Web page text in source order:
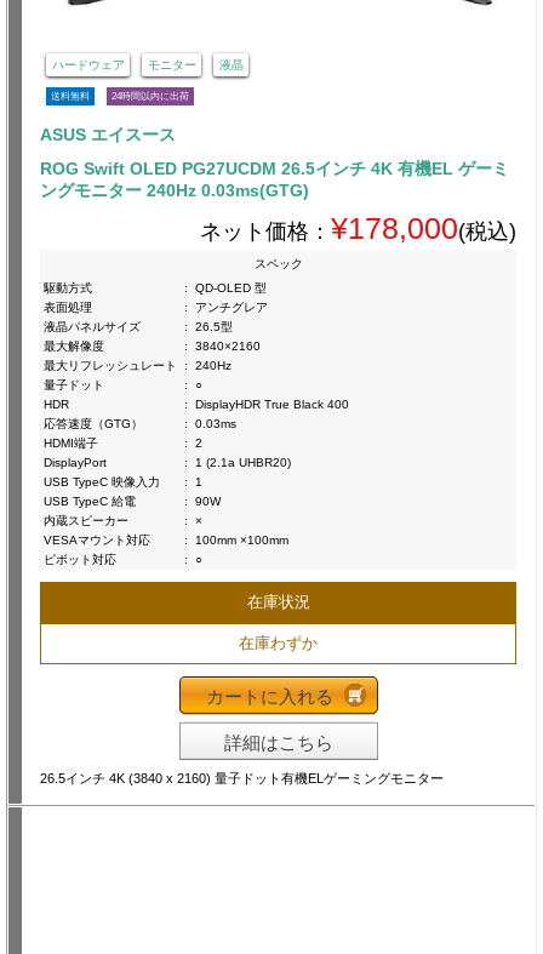
ハードウェア モニター 液晶
送料無料 24時間以内に出荷
ASUS エイスース
ROG Swift OLED PG27UCDM 26.5インチ 4K 有機EL ゲーミ
ングモニター 240Hz 0.03ms(GTG)
ネット価格： ¥178,000(税込)
スペック
駆動方式
:
QD-OLED 型
表面処理
:
アンチグレア
液晶パネルサイズ
:
26.5型
最大解像度
:
3840×2160
最大リフレッシュレート
:
240Hz
量子ドット
:
○
HDR
:
DisplayHDR True Black 400
応答速度（GTG）
:
0.03ms
HDMI端子
:
2
DisplayPort
:
1 (2.1a UHBR20)
USB TypeC 映像入力
:
1
USB TypeC 給電
:
90W
内蔵スピーカー
:
×
VESAマウント対応
:
100mm ×100mm
ピボット対応
: ○
在庫状況
在庫わずか
カートに入れる
詳細はこちら
26.5インチ 4K (3840 x 2160) 量子ドット有機ELゲーミングモニター